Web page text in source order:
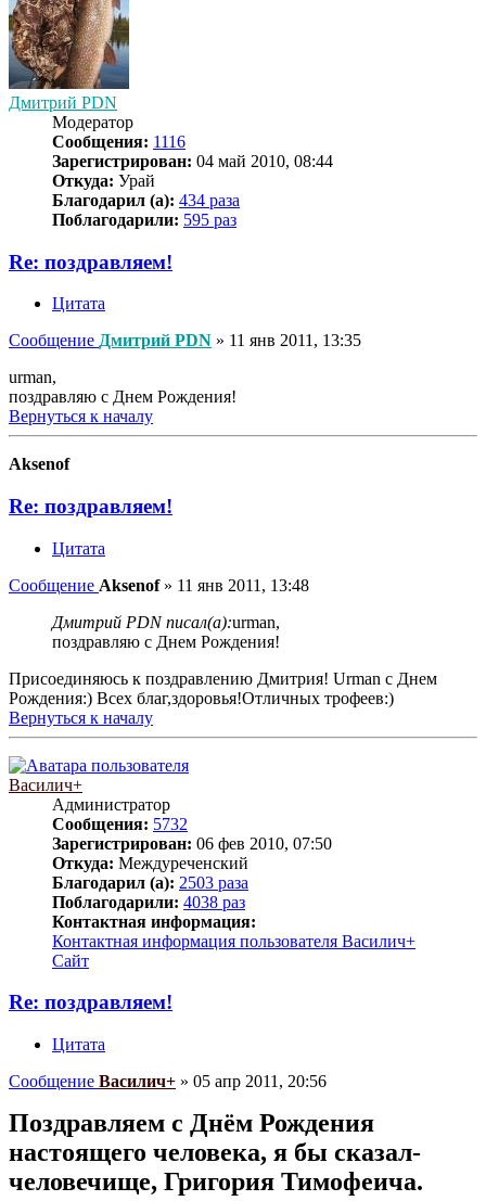
Дмитрий PDN
Модератор
Сообщения: 1116
Зарегистрирован: 04 май 2010, 08:44
Откуда: Урай
Благодарил (а): 434 раза
Поблагодарили: 595 раз
Re: поздравляем!
Цитата
Сообщение Дмитрий PDN » 11 янв 2011, 13:35
urman,
поздравляю с Днем Рождения!
Вернуться к началу
Aksenof
Re: поздравляем!
Цитата
Сообщение Aksenof» 11 янв 2011, 13:48
Дмитрий PDN писал(а):urman,
поздравляю с Днем Рождения!
Присоединяюсь к поздравлению Дмитрия! Urman с Днем
Рождения:) Всех благ,здоровья!Отличных трофеев:)
Вернуться к началу
Василич+
Администратор
Сообщения: 5732
Зарегистрирован: 06 фев 2010, 07:50
Откуда: Междуреченский
Благодарил (а): 2503 раза
Поблагодарили: 4038 раз
Контактная информация:
Контактная информация пользователя Василич+
Сайт
Re: поздравляем!
Цитата
Сообщение Василич+ » 05 апр 2011, 20:56
Поздравляем с Днём Рождения
настоящего человека, я бы сказал-
человечище, Григория Тимофеича.